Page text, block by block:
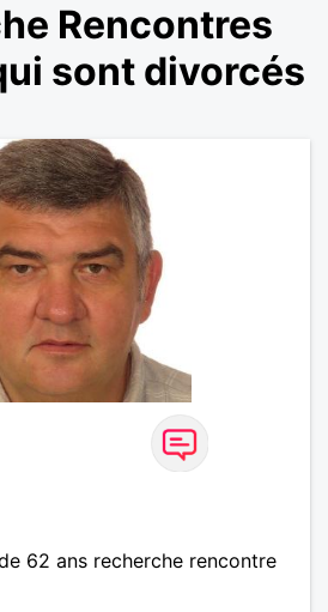
Rencontres
sont divorcés
62 ans recherche rencontre